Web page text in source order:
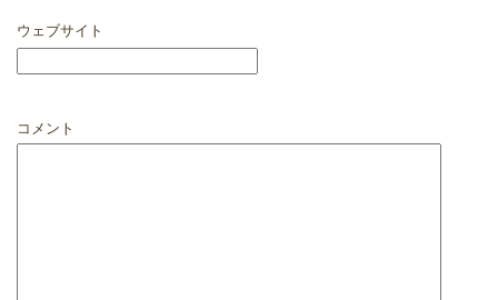
ウェブサイト
コメント